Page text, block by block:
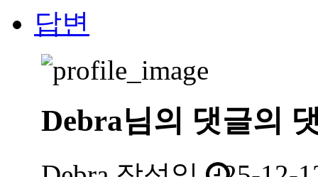
답변
Debra님의 댓글의